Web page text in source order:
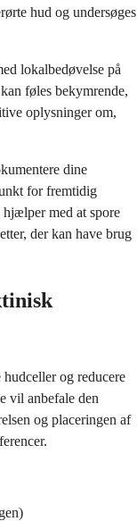
hud og undersøges
lokalbedøvelse på
føles bekymrende,
oplysninger om,
dine
for fremtidig
med at spore
der kan have brug
og reducere
vil anbefale den
og placeringen af